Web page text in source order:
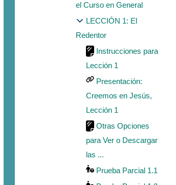
el Curso en General
LECCIÓN 1: El
Redentor
Instrucciones para
Lección 1
Presentación:
Creemos en Jesús,
Lección 1
Otras Opciones
para Ver o Descargar
las ...
Prueba Parcial 1.1